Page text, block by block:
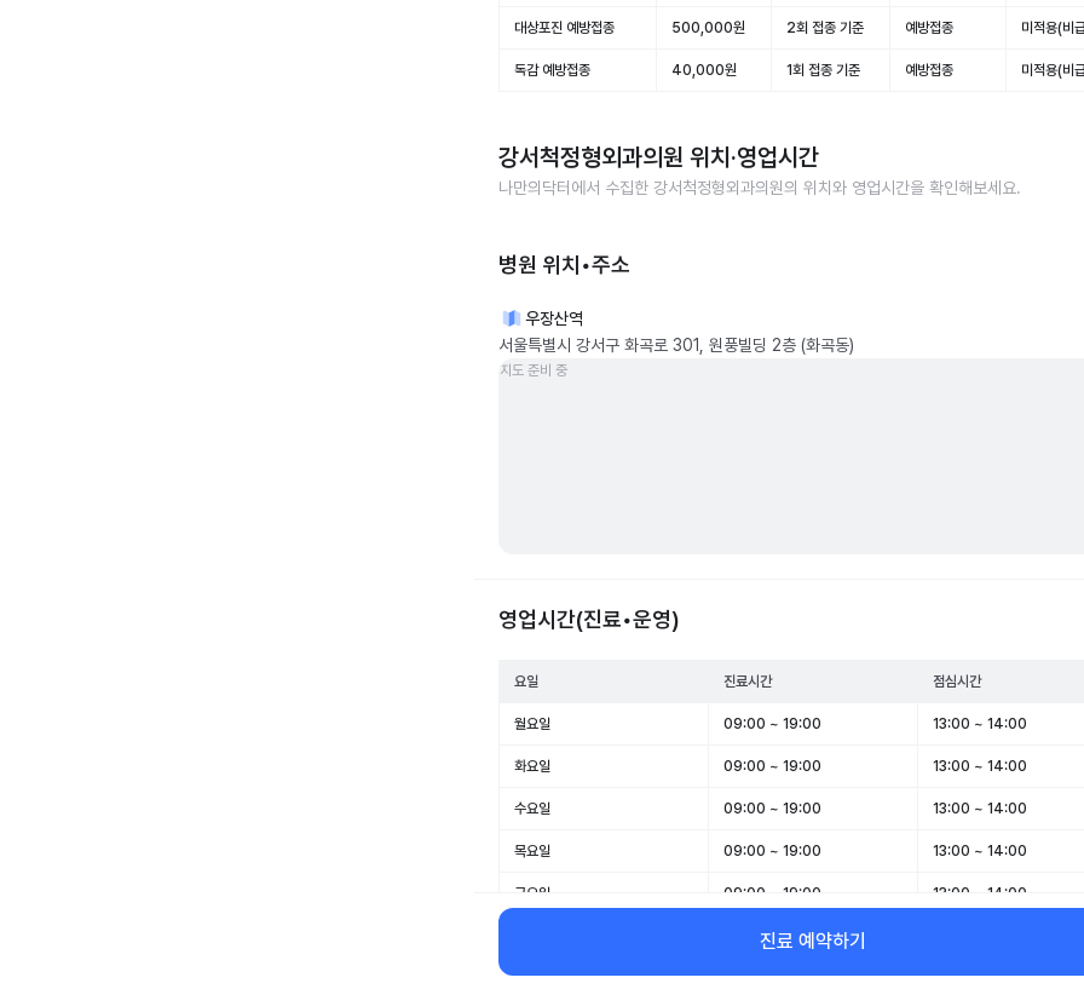
대상포진 예방접종 500,000원 2회 접종 기준 예방접종 미적용(비
독감 예방접종 40,000원 1회 접종 기준 예방접종 미적용(비
강서척정형외과의원 위치·영업시간
나만의닥터에서 수집한 강서척정형외과의원의 위치와 영업시간을 확인해보세요.
병원 위치•주소
우장산역
서울특별시 강서구 화곡로 301, 원풍빌딩 2층 (화곡동)
지도 준비 중
영업시간(진료•운영)
요일 진료시간 점심시간
월요일 09:00 ~ 19:00 13:00 ~ 14:00
화요일 09:00 ~ 19:00 13:00 ~ 14:00
수요일 09:00 ~ 19:00 13:00 ~ 14:00
목요일 09:00 ~ 19:00 13:00 ~ 14:00
금요일 09:00 ~ 19:00 13:00 ~ 14:00
09:00 ~ 13:00
일요일 휴무 -
진료 예약하기